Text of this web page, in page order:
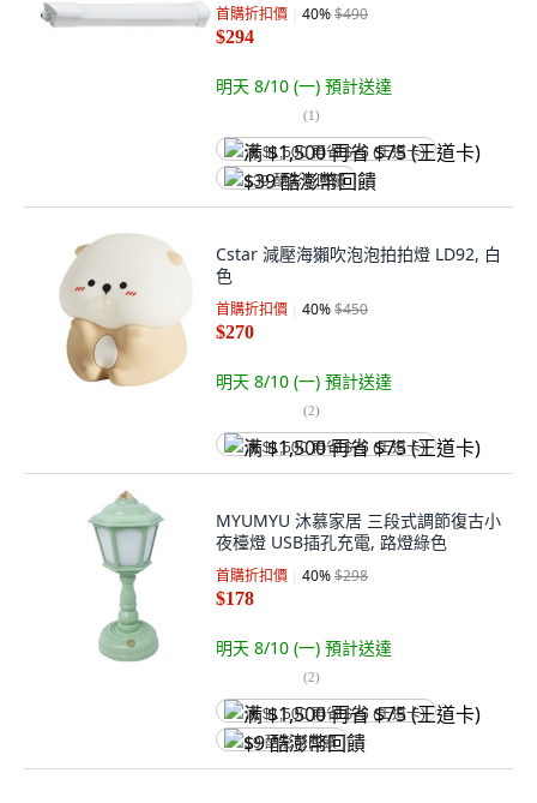
首購折扣價 40%$490
$294
明天 8/10 (一) 預計送達
(1)
满 $1,500 再省 $75 (王道卡)
$39 酷澎幣回饋
Cstar 減壓海獺吹泡泡拍拍燈 LD92, 白
色
首購折扣價 40%$450
$270
明天 8/10 (一) 預計送達
(2)
满 $1,500 再省 $75 (王道卡)
MYUMYU 沐慕家居 三段式調節復古小
夜檯燈 USB插孔充電, 路燈綠色
首購折扣價 40%$298
$178
明天 8/10 (一) 預計送達
(2)
满 $1,500 再省 $75 (王道卡)
$9 酷澎幣回饋